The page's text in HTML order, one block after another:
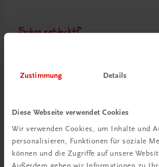
Zustimmung Details
Diese Webseite verwendet Cookies
Wir verwenden Cookies, um Inhalte und
personalisieren, Funktionen für soziale
können und die Zugriffe auf unsere
Schon entdeckt?
Mehr dazu